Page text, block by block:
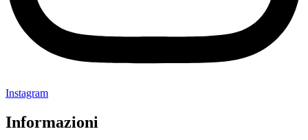
Instagram
Informazioni